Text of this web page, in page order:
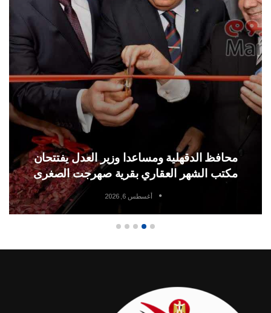
محافظ الدقهلية ومساعدا وزير العدل يفتتحان
مكتب الشهر العقاري بقرية صهرجت الصغرى
أغسطس 6, 2026